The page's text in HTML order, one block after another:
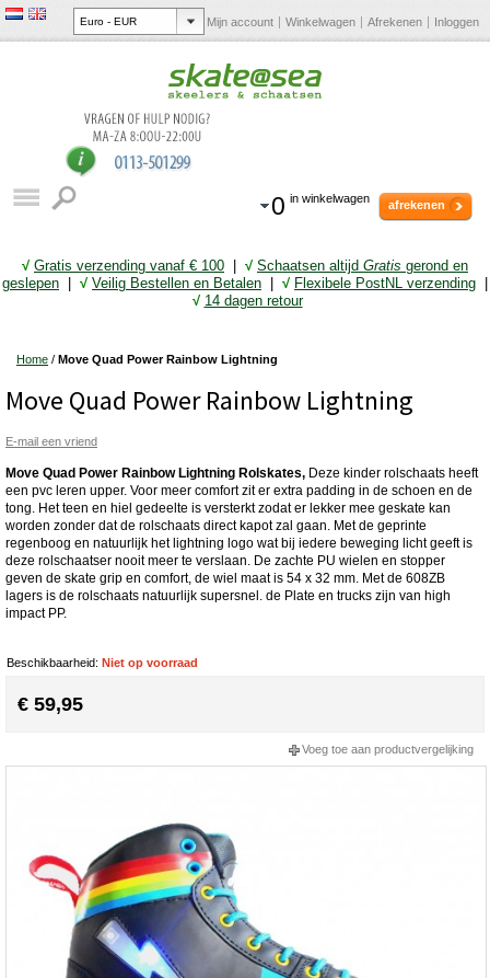
Mijn account Winkelwagen Afrekenen Inloggen
0 in winkelwagen afrekenen
√ Gratis verzending vanaf € 100 √ Schaatsen altijd Gratis gerond en
geslepen
√ Veilig Bestellen en Betalen √ Flexibele PostNL verzending
√ 14 dagen retour
Home / Move Quad Power Rainbow Lightning
Move Quad Power Rainbow Lightning
E-mail een vriend
Move Quad Power Rainbow Lightning Rolskates, Deze kinder rolschaats heeft
een pvc leren upper. Voor meer comfort zit er extra padding in de schoen en de
tong. Het teen en hiel gedeelte is versterkt zodat er lekker mee geskate kan
worden zonder dat de rolschaats direct kapot zal gaan. Met de geprinte
regenboog en natuurlijk het lightning logo wat bij iedere beweging licht geeft is
deze rolschaatser nooit meer te verslaan. De zachte PU wielen en stopper
geven de skate grip en comfort, de wiel maat is 54 x 32 mm. Met de 608ZB
lagers is de rolschaats natuurlijk supersnel. de Plate en trucks zijn van high
impact PP.
Beschikbaarheid: Niet op voorraad
€ 59,95
Voeg toe aan productvergelijking